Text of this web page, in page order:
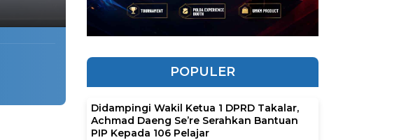
POPULER
Didampingi Wakil Ketua 1 DPRD Takalar,
Achmad Daeng Se’re Serahkan Bantuan
PIP Kepada 106 Pelajar